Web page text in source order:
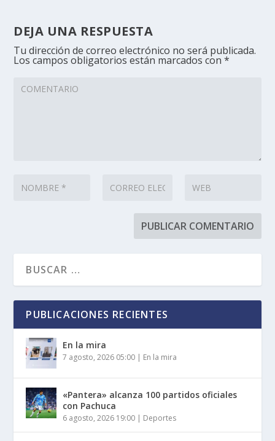
DEJA UNA RESPUESTA
Tu dirección de correo electrónico no será publicada.
Los campos obligatorios están marcados con*
PUBLICACIONES RECIENTES
En la mira
7 agosto, 2026 05:00 | En la mira
«Pantera» alcanza 100 partidos oficiales
con Pachuca
6 agosto, 2026 19:00 | Deportes